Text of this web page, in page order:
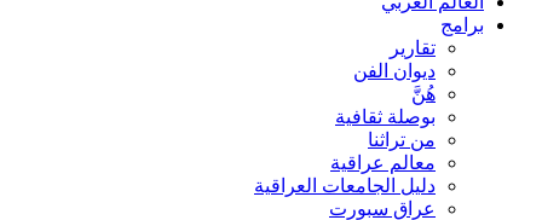
برامج
تقارير
ديوان الفن
هُنَّ
بوصلة ثقافية
من تراثنا
معالم عراقية
دليل الجامعات العراقية
عراق سبورت